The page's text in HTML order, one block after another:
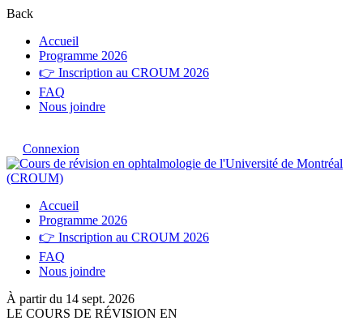
Back
Accueil
Programme 2026
👉 Inscription au CROUM 2026
FAQ
Nous joindre
Connexion
Accueil
Programme 2026
👉 Inscription au CROUM 2026
FAQ
Nous joindre
À partir du 14 sept. 2026
LE COURS DE RÉVISION EN